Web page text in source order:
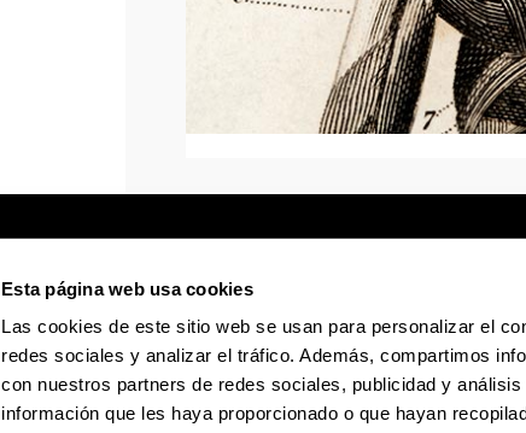
Esta página web usa cookies
Las cookies de este sitio web se usan para personalizar el
redes sociales y analizar el tráfico. Además, compartimos
con nuestros partners de redes sociales, publicidad y
información que les haya proporcionado o que hayan
Sede electrónica